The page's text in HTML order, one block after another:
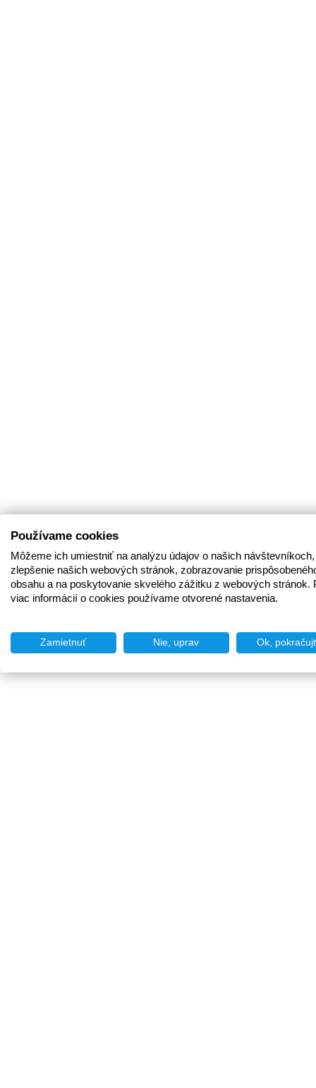
Používame cookies
Môžeme ich umiestniť na analýzu údajov o našich
zlepšenie našich webových stránok, zobrazovanie
obsahu a na poskytovanie skvelého zážitku z webových stránok.
viac informácií o cookies používame otvorené nastavenia.
Zamietnuť Nie, uprav Ok,